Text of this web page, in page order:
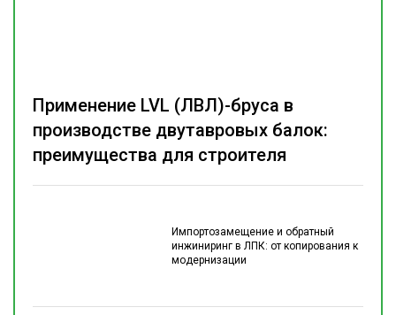
Импортозамещение и обратный
инжиниринг в ЛПК: от копирования к
модернизации
Применение LVL (ЛВЛ)-бруса в
производстве двутавровых балок:
преимущества для строителя